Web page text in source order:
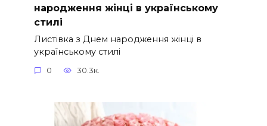
народження жінці в українському
стилі
Листівка з Днем народження жінці в
українському стилі
0 30.3к.